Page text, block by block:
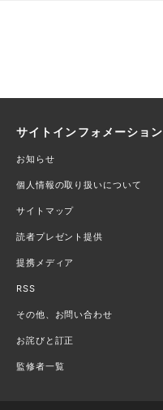
サイトインフォメーション
お知らせ
個人情報の取り扱いについて
サイトマップ
読者プレゼント提供
提携メディア
RSS
その他、お問い合わせ
お詫びと訂正
監修者一覧